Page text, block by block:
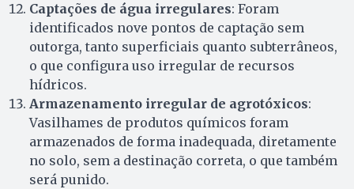
Captações de água irregulares: Foram
identificados nove pontos de captação sem
outorga, tanto superficiais quanto subterrâneos,
o que configura uso irregular de recursos
hídricos.
Armazenamento irregular de agrotóxicos:
Vasilhames de produtos químicos foram
armazenados de forma inadequada, diretamente
no solo, sem a destinação correta, o que também
será punido.